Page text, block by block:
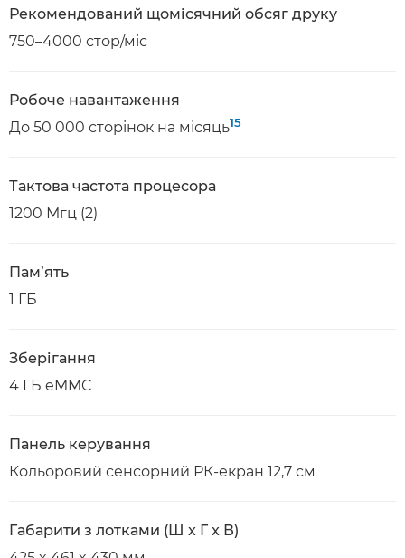
Рекомендований щомісячний обсяг друку
750–4000 стор/міс
Робоче навантаження
До 50 000 сторінок на місяць15
Тактова частота процесора
1200 Мгц (2)
Пам’ять
1 ГБ
Зберігання
4 ГБ eMMC
Панель керування
Кольоровий сенсорний РК-екран 12,7 см
Габарити з лотками (Ш x Г x В)